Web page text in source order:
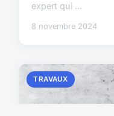
expert qui ...
8 novembre 2024
TRAVAUX